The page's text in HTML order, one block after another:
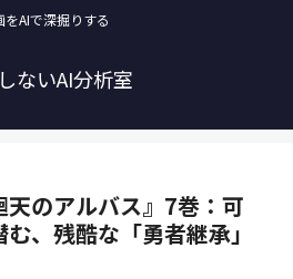
をAIで深掘りする
ないAI分析室
天のアルバス』7巻：可
、残酷な「勇者継承」